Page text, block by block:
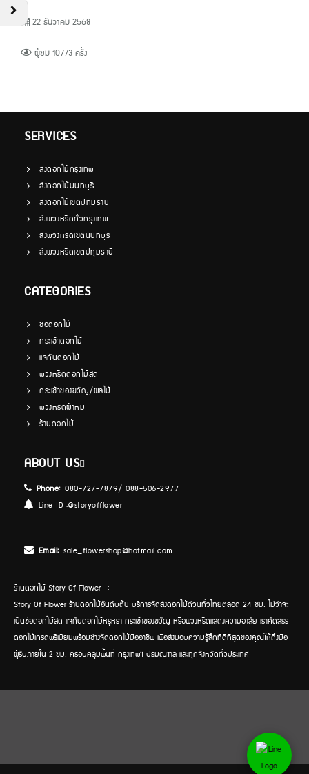
22 ธันวาคม 2568
ผู้ชม 10773 ครั้ง
SERVICES
ส่งดอกไม้กรุงเทพ
ส่งดอกไม้นนทบุรี
ส่งดอกไม้เขตปทุมธานี
ส่งพวงหรีดทั่วกรุงเทพ
ส่งพวงหรีดเขตนนทบุรี
ส่งพวงหรีดเขตปทุมธานี
CATEGORIES
ช่อดอกไม้
กระเช้าดอกไม้
แจกันดอกไม้
พวงหรีดดอกไม้สด
กระเช้าของขวัญ/ผลไม้
พวงหรีดผ้าห่ม
ร้านดอกไม้
ABOUT US
Phone:080-727-7879/ 088-506-2977
Line ID :@storyofflower
Email: sale_flowershop@hotmail.com
ร้านดอกไม้ Story Of Flower :
Story Of Flower ร้านดอกไม้อันดับต้น บริการจัดส่งดอกไม้ด่วนทั่วไทยตลอด 24 ชม. ไม่ว่าจะ
เป็นช่อดอกไม้สด แจกันดอกไม้หรูหรา กระเช้าของขวัญ หรือพวงหรีดแสดงความอาลัย เราคัดสรร
ดอกไม้เกรดพรีเมียมพร้อมช่างจัดดอกไม้มืออาชีพ เพื่อส่งมอบความรู้สึกที่ดีที่สุดของคุณให้ถึงมือ
ผู้รับภายใน 2 ชม. ครอบคลุมพื้นที่ กรุงเทพฯ ปริมณฑล และทุกจังหวัดทั่วประเทศ